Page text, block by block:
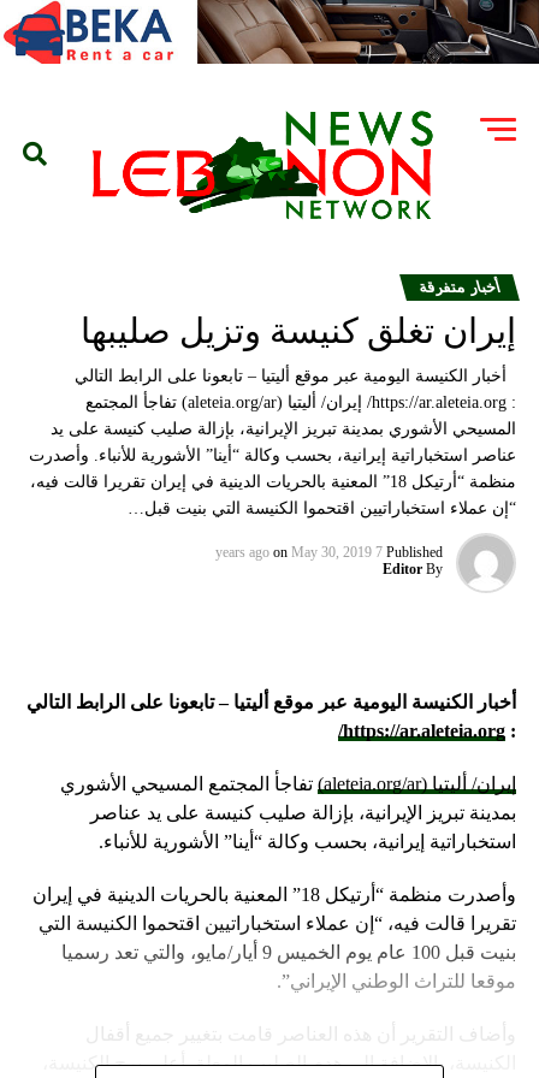
أخبار متفرقة
إيران تغلق كنيسة وتزيل صليبها
أخبار الكنيسة اليومية عبر موقع أليتيا – تابعونا على الرابط التالي
: https://ar.aleteia.org/ إيران/ أليتيا (aleteia.org/ar) تفاجأ المجتمع
المسيحي الأشوري بمدينة تبريز الإيرانية، بإزالة صليب كنيسة على يد
عناصر استخباراتية إيرانية، بحسب وكالة “أينا” الأشورية للأنباء. وأصدرت
منظمة “أرتيكل 18” المعنية بالحريات الدينية في إيران تقريرا قالت فيه،
“إن عملاء استخباراتيين اقتحموا الكنيسة التي بنيت قبل…
Published
7 years ago
on May 30, 2019
By
Editor
أخبار الكنيسة اليومية عبر موقع أليتيا – تابعونا على الرابط التالي
:
https://ar.aleteia.org/
إيران/ أليتيا (aleteia.org/ar)
تفاجأ المجتمع المسيحي الأشوري
بمدينة تبريز الإيرانية، بإزالة صليب كنيسة على يد عناصر
استخباراتية إيرانية، بحسب وكالة “أينا” الأشورية للأنباء.
وأصدرت منظمة “أرتيكل 18” المعنية بالحريات الدينية في إيران
تقريرا قالت فيه، “إن عملاء استخباراتيين اقتحموا الكنيسة التي
بنيت قبل 100 عام يوم الخميس 9 أيار/مايو، والتي تعد رسميا
موقعا للتراث الوطني الإيراني”.
وأضاف التقرير أن هذه العناصر قامت بتغيير جميع أقفال
الكنيسة، بالإضافة إلى هدم الصليب المعلق أعلى برج الكنيسة،